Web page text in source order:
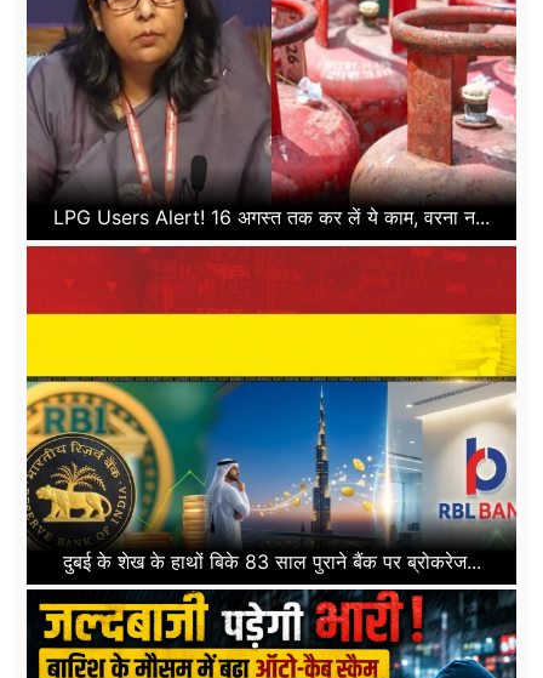
LPG Users Alert! 16 अगस्त तक कर लें ये काम, वरना न...
दुबई के शेख के हाथों बिके 83 साल पुराने बैंक पर ब्रोकरेज...